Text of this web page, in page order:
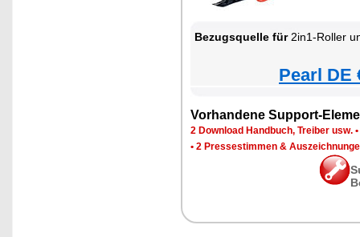
Bezugsquelle für2in1-Roller
Pearl DE
Vorhandene Support-
2 Download Handbuch, Treiber usw. •
• 2 Pressestimmen &